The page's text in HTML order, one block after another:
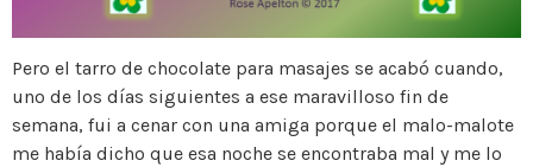
Pero el tarro de chocolate para masajes se acabó cuando,
uno de los días siguientes a ese maravilloso fin de
semana, fui a cenar con una amiga porque el malo-malote
me había dicho que esa noche se encontraba mal y me lo